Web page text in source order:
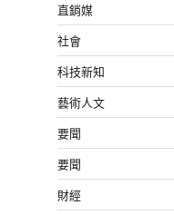
直銷媒
社會
科技新知
藝術人文
要聞
要聞
財經